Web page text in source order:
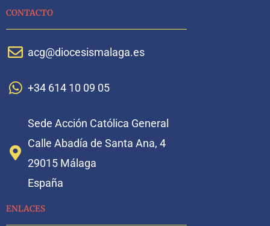
CONTACTO
acg@diocesismalaga.es
+34 614 10 09 05
Sede Acción Católica General
Calle Abadía de Santa Ana, 4
29015 Málaga
España
ENLACES